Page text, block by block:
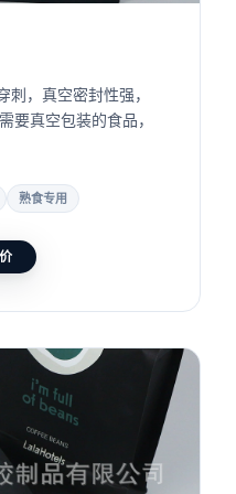
刺，真空密封性强，
要真空包装的食品，
熟食专用